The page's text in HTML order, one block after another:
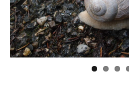
Previous